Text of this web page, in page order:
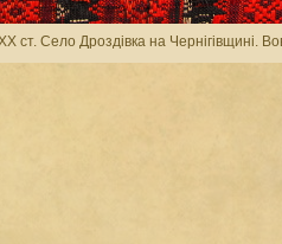
ст. Село Дроздівка на Чернігівщині.